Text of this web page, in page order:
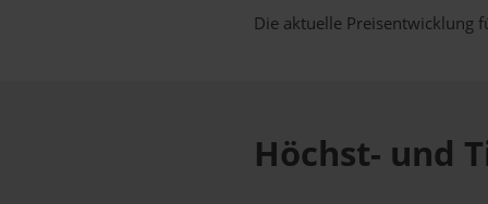
Die aktuelle Preisentwicklung
Höchst- und